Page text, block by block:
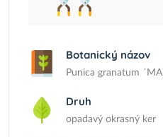
Botanický názov
Punica granatum
Druh
opadavý okrasný ker